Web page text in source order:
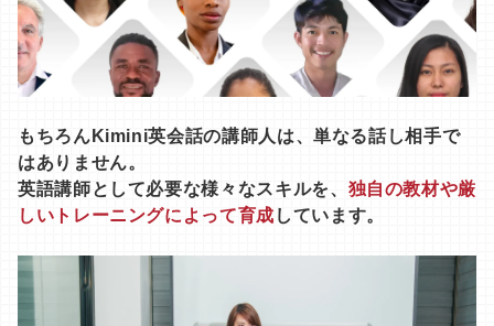
もちろんKimini英会話の講師人は、単なる話し相手で
はありません。
英語講師として必要な様々なスキルを、 独自の教材や厳
しいトレーニングによって育成 しています。